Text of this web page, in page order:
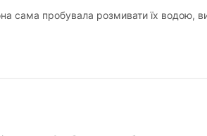
сама пробувала розмивати їх водою,